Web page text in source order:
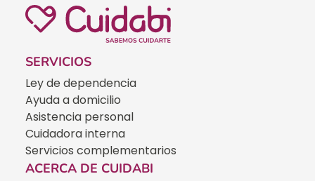
SERVICIOS
Ley de dependencia
Ayuda a domicilio
Asistencia personal
Cuidadora interna
Servicios complementarios
ACERCA DE CUIDABI